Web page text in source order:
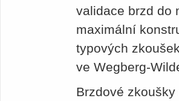
validace brzd do
maximální
typových
ve Wegberg-
Brzdové